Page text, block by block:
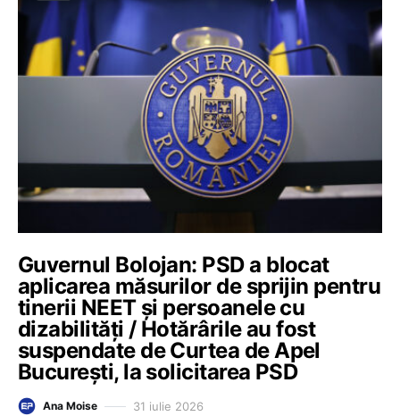
Guvernul Bolojan: PSD a blocat
aplicarea măsurilor de sprijin pentru
tinerii NEET și persoanele cu
dizabilități / Hotărârile au fost
suspendate de Curtea de Apel
București, la solicitarea PSD
Ana Moise 31 iulie 2026